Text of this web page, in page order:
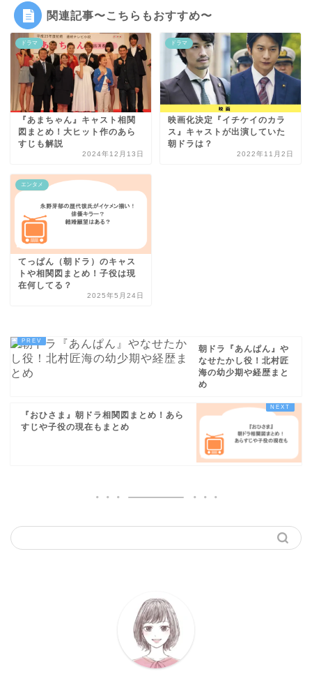
関連記事〜こちらもおすすめ〜
ドラマ
『あまちゃん』キャスト相関
図まとめ！大ヒット作のあら
すじも解説
2024年12月13日
ドラマ
映画化決定『イチケイのカラ
ス』キャストが出演していた
朝ドラは？
2022年11月2日
エンタメ
てっぱん（朝ドラ）のキャス
トや相関図まとめ！子役は現
在何してる？
2025年5月24日
朝ドラ『あんぱん』や
なせたかし役！北村匠
海の幼少期や経歴まと
め
『おひさま』朝ドラ相関図まとめ！あら
すじや子役の現在もまとめ